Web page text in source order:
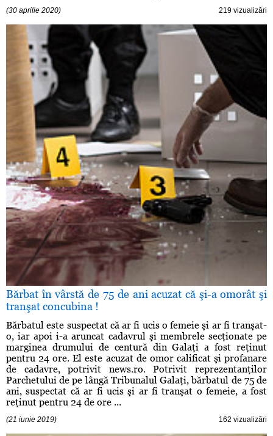
(30 aprilie 2020) 219 vizualizări
Bărbat în vârstă de 75 de ani acuzat că şi-a omorât şi
tranşat concubina !
Bărbatul este suspectat că ar fi ucis o femeie şi ar fi tranşat-
o, iar apoi i-a aruncat cadavrul şi membrele secţionate pe
marginea drumului de centură din Galaţi a fost reţinut
pentru 24 ore. El este acuzat de omor calificat şi profanare
de cadavre, potrivit news.ro. Potrivit reprezentanţilor
Parchetului de pe lângă Tribunalul Galaţi, bărbatul de 75 de
ani, suspectat că ar fi ucis şi ar fi tranşat o femeie, a fost
reţinut pentru 24 de ore ...
(21 iunie 2019) 162 vizualizări